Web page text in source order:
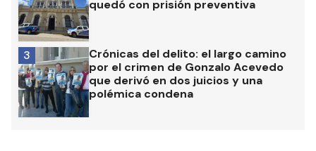
quedó con prisión preventiva
Crónicas del delito: el largo camino
por el crimen de Gonzalo Acevedo
que derivó en dos juicios y una
polémica condena
3